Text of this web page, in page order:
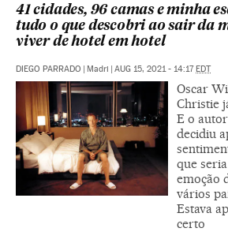
41 cidades, 96 camas e minha
tudo o que descobri ao sair da
viver de hotel em hotel
DIEGO PARRADO Madri AUG 15, 2021 - 14:17 EDT
Oscar
Christie
E o
decidiu
que
emoção
vários
Estava
certo